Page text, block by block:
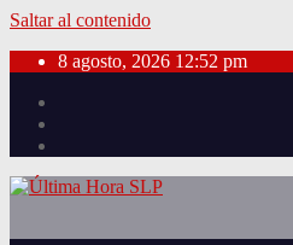
Saltar al contenido
8 agosto, 2026 12:52 pm